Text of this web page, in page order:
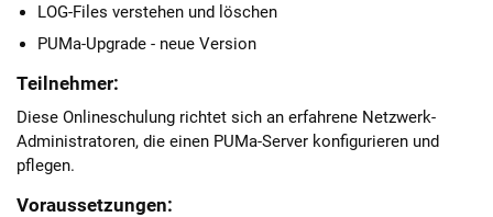
LOG-Files verstehen und löschen
PUMa-Upgrade - neue Version
Teilnehmer:
Diese Onlineschulung richtet sich an erfahrene Netzwerk-
Administratoren, die einen PUMa-Server konfigurieren und
pflegen.
Voraussetzungen: